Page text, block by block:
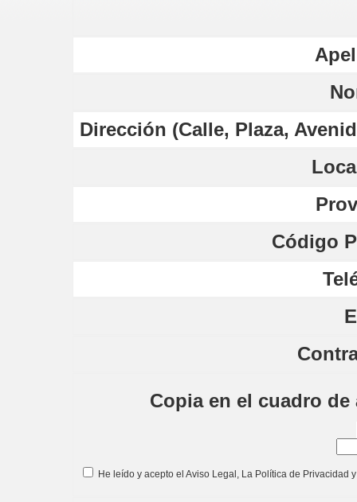
Dirección (Calle, Plaza,
Código
Copia en el cuadro
He leído y acepto el Aviso Legal , La Política de Privacidad